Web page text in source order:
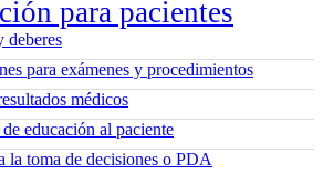
para pacientes
deberes
para exámenes y procedimientos
médicos
educación al paciente
la toma de decisiones o PDA